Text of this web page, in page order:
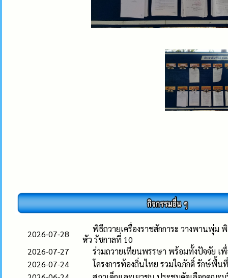
2026-07-28
พิธีถวายเครื่องราชสักการะ วางพานพุ่ม
หัว รัชกาลที่ 10
2026-07-27
ร่วมถวายเทียนพรรษา พร้อมทั้งปัจจัย เ
2026-07-24
โครงการท้องถิ่นไทย รวมใจภักดิ์ รักษ์พื้น